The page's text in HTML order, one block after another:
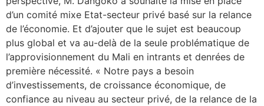
d’un comité mixe Etat-secteur privé basé sur la relance
de l’économie. Et d’ajouter que le sujet est beaucoup
plus global et va au-delà de la seule problématique de
l’approvisionnement du Mali en intrants et denrées de
première nécessité. « Notre pays a besoin
d’investissements, de croissance économique, de
confiance au niveau au secteur privé, de la relance de la